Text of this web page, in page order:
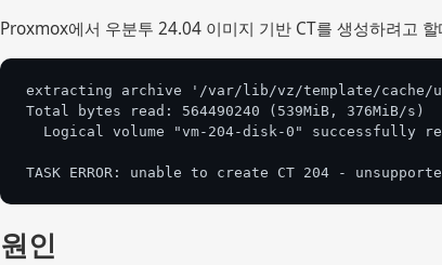
Proxmox에서 우분투 24.04 이미지 기반 CT를 생성하려고
extracting archive '/var/lib/vz/template/cache/
Total bytes read: 564490240 (539MiB, 376MiB/s)
Logical volume "vm-204-disk-0" successfully
TASK ERROR: unable to create CT 204 -
원인